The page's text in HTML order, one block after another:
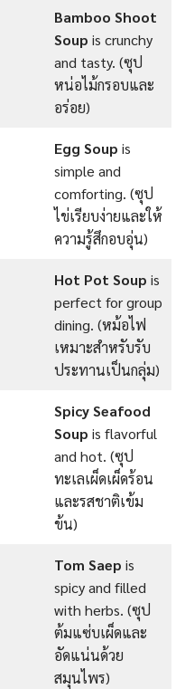
Bamboo Shoot
Soup is crunchy
and tasty. (ซุป
หน่อไม้กรอบและ
อร่อย)
Egg Soup is
simple and
comforting. (ซุป
ไข่เรียบง่ายและให้
ความรู้สึกอบอุ่น)
Hot Pot Soup is
perfect for group
dining. (หม้อไฟ
เหมาะสำหรับรับ
ประทานเป็นกลุ่ม)
Spicy Seafood
Soup is flavorful
and hot. (ซุป
ทะเลเผ็ดเผ็ดร้อน
และรสชาติเข้ม
ข้น)
Tom Saep is
spicy and filled
with herbs. (ซุป
ต้มแซ่บเผ็ดและ
อัดแน่นด้วย
สมุนไพร)